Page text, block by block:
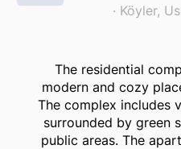
Köyler,
·
The residential
modern and cozy
The complex includes
surrounded by green
public areas. The